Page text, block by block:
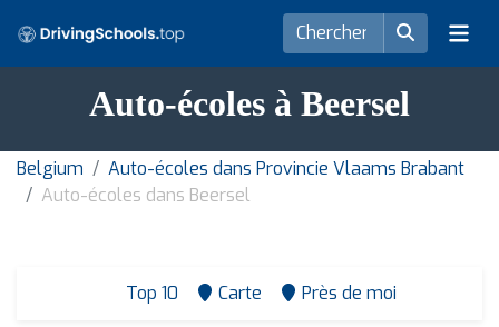
Auto-écoles à Beersel
Belgium
Auto-écoles dans Provincie Vlaams Brabant
Auto-écoles dans Beersel
Top 10 Carte Près de moi